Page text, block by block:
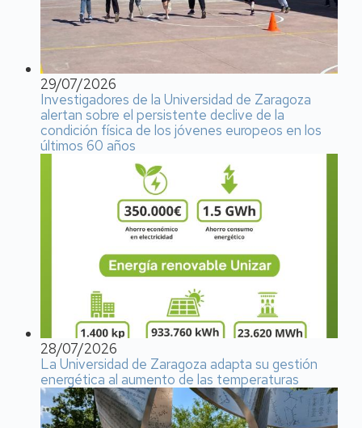
29/07/2026
Investigadores de la Universidad de Zaragoza
alertan sobre el persistente declive de la
condición física de los jóvenes europeos en los
últimos 60 años
28/07/2026
La Universidad de Zaragoza adapta su gestión
energética al aumento de las temperaturas